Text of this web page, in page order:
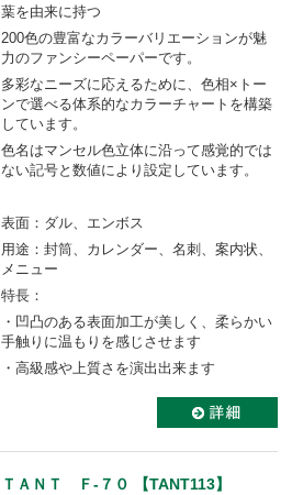
葉を由来に持つ
200色の豊富なカラーバリエーションが魅
力のファンシーペーパーです。
多彩なニーズに応えるために、色相×トー
ンで選べる体系的なカラーチャートを構築
しています。
色名はマンセル色立体に沿って感覚的では
ない記号と数値により設定しています。
表面：ダル、エンボス
用途：封筒、カレンダー、名刺、案内状、
メニュー
特長：
・凹凸のある表面加工が美しく、柔らかい
手触りに温もりを感じさせます
・高級感や上質さを演出出来ます
ＴＡＮＴ Ｆ-７０ 【TANT113】